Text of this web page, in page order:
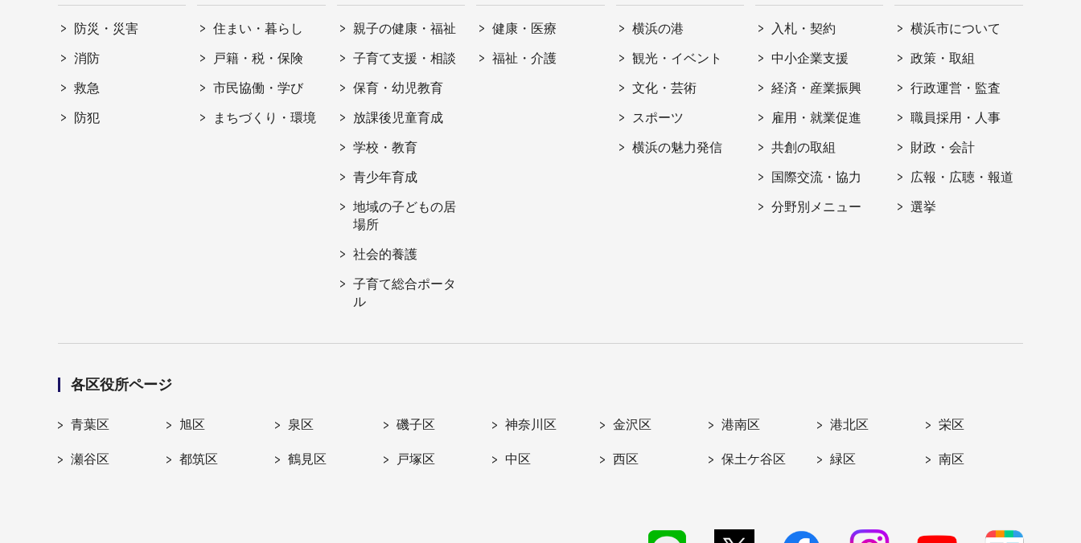
防災・災害
消防
救急
防犯
住まい・暮らし
戸籍・税・保険
市民協働・学び
まちづくり・環境
親子の健康・福祉
子育て支援・相談
保育・幼児教育
放課後児童育成
学校・教育
青少年育成
地域の子どもの居
場所
社会的養護
子育て総合ポータ
ル
健康・医療
福祉・介護
横浜の港
観光・イベント
文化・芸術
スポーツ
横浜の魅力発信
入札・契約
中小企業支援
経済・産業振興
雇用・就業促進
共創の取組
国際交流・協力
分野別メニュー
横浜市について
政策・取組
行政運営・監査
職員採用・人事
財政・会計
広報・広聴・報道
選挙
各区役所ページ
青葉区 旭区 泉区 磯子区 神奈川区 金沢区 港南区 港北区 栄区
瀬谷区 都筑区 鶴見区 戸塚区 中区 西区 保土ケ谷区 緑区 南区